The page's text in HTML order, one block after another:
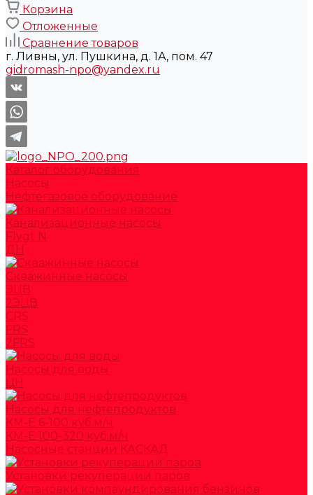
Корзина
Отложенные
Сравнение товаров
г. Ливны, ул. Пушкина, д. 1А, пом. 47
gidromash-npo@yandex.ru
Каталог оборудования
Насосы
Нефтегазовое оборудование
Канализационные насосы
Flygt N
ДН
Скважинные насосы
ЭЦВ
2ЭЦВ
CRS
FRS
2FRS
Насосы для воды
ЦН
Насосы для нефтепродуктов
КМ-Е 6-100 куб.м/ч
КМ-Е 100-320 куб.м/ч
Насосные станции КАСКАД
Установки рекуперации паров